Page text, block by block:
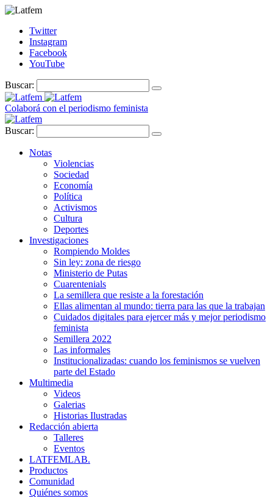
Twitter
Instagram
Facebook
YouTube
Buscar:
Colaborá con el periodismo feminista
Buscar:
Notas
Violencias
Sociedad
Economía
Política
Activismos
Cultura
Deportes
Investigaciones
Rompiendo Moldes
Sin ley: zona de riesgo
Ministerio de Putas
Cuarentenials
La semillera que resiste a la forestación
Ellas alimentan al mundo: tierra para las que la trabajan
Cuidados digitales para ejercer más y mejor periodismo
feminista
Semillera 2022
Las informales
Institucionalizadas: cuando los feminismos se vuelven
parte del Estado
Multimedia
Videos
Galerias
Historias Ilustradas
Redacción abierta
Talleres
Eventos
LATFEMLAB.
Productos
Comunidad
Quiénes somos